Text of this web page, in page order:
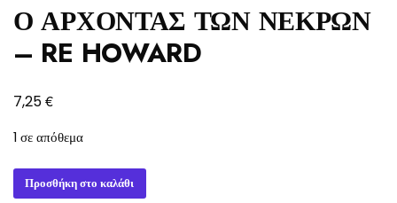
Ο ΑΡΧΟΝΤΑΣ ΤΩΝ ΝΕΚΡΩΝ
– RE HOWARD
7,25€
1 σε απόθεμα
ΑΡΧΟΝΤΑΣ
Προσθήκη στο καλάθι